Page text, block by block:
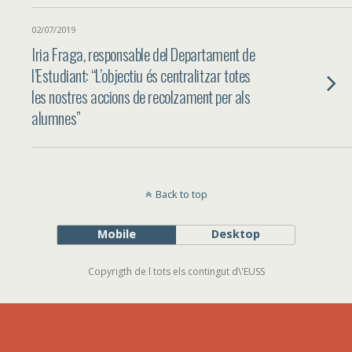
02/07/2019
Iria Fraga, responsable del Departament de
l’Estudiant: “L’objectiu és centralitzar totes
les nostres accions de recolzament per als
alumnes”
Back to top
Mobile Desktop
Copyrigth de l tots els contingut d\'EUSS